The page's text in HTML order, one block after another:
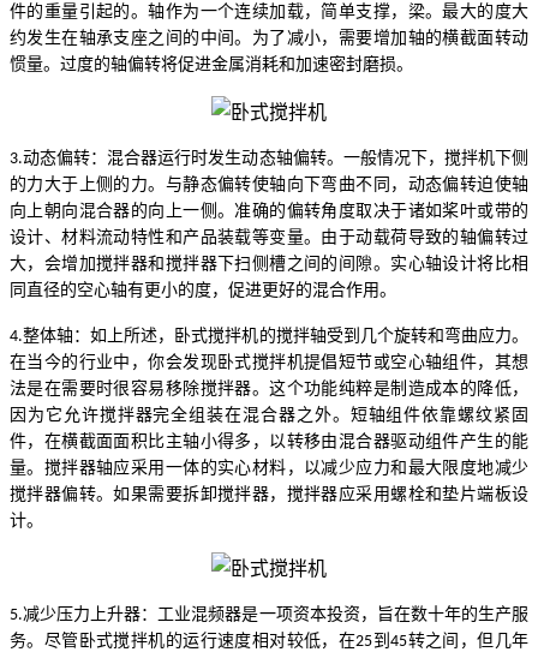
件的重量引起的。轴作为一个连续加载，简单支撑，梁。最大的度大
约发生在轴承支座之间的中间。为了减小，需要增加轴的横截面转动
惯量。过度的轴偏转将促进金属消耗和加速密封磨损。
3.动态偏转： 混合器运行时发生动态轴偏转。一般情况下，搅拌机下侧
的力大于上侧的力。与静态偏转使轴向下弯曲不同，动态偏转迫使轴
向上朝向混合器的向上一侧。准确的偏转角度取决于诸如桨叶或带的
设计、材料流动特性和产品装载等变量。由于动载荷导致的轴偏转过
大，会增加搅拌器和搅拌器下扫侧槽之间的间隙。实心轴设计将比相
同直径的空心轴有更小的度，促进更好的混合作用。
4.整体轴：如上所述， 卧式搅拌机的搅拌轴受到几个旋转和弯曲应力。
在当今的行业中，你会发现卧式搅拌机提倡短节或空心轴组件，其想
法是在需要时很容易移除搅拌器。这个功能纯粹是制造成本的降低，
因为它允许搅拌器完全组装在混合器之外。短轴组件依靠螺纹紧固
件，在横截面面积比主轴小得多，以转移由混合器驱动组件产生的能
量。搅拌器轴应采用一体的实心材料，以减少应力和最大限度地减少
搅拌器偏转。如果需要拆卸搅拌器，搅拌器应采用螺栓和垫片端板设
计。
5.减少压力上升器： 工业混频器是一项资本投资，旨在数十年的生产服
务。尽管卧式搅拌机的运行速度相对较低，在25到45转之间，但几年